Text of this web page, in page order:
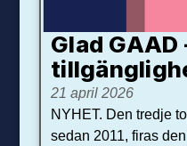
Glad
21 april 2026
NYHET. Den tredje
sedan 2011, firas